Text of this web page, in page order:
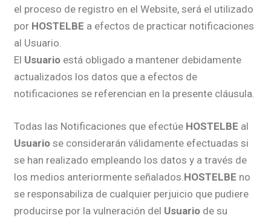
el proceso de registro en el Website, será el utilizado
por HOSTELBE a efectos de practicar notificaciones
al Usuario.
El Usuario está obligado a mantener debidamente
actualizados los datos que a efectos de
notificaciones se referencian en la presente cláusula.
Todas las Notificaciones que efectúe HOSTELBE al
Usuario se considerarán válidamente efectuadas si
se han realizado empleando los datos y a través de
los medios anteriormente señalados.HOSTELBE no
se responsabiliza de cualquier perjuicio que pudiere
producirse por la vulneración del Usuario de su